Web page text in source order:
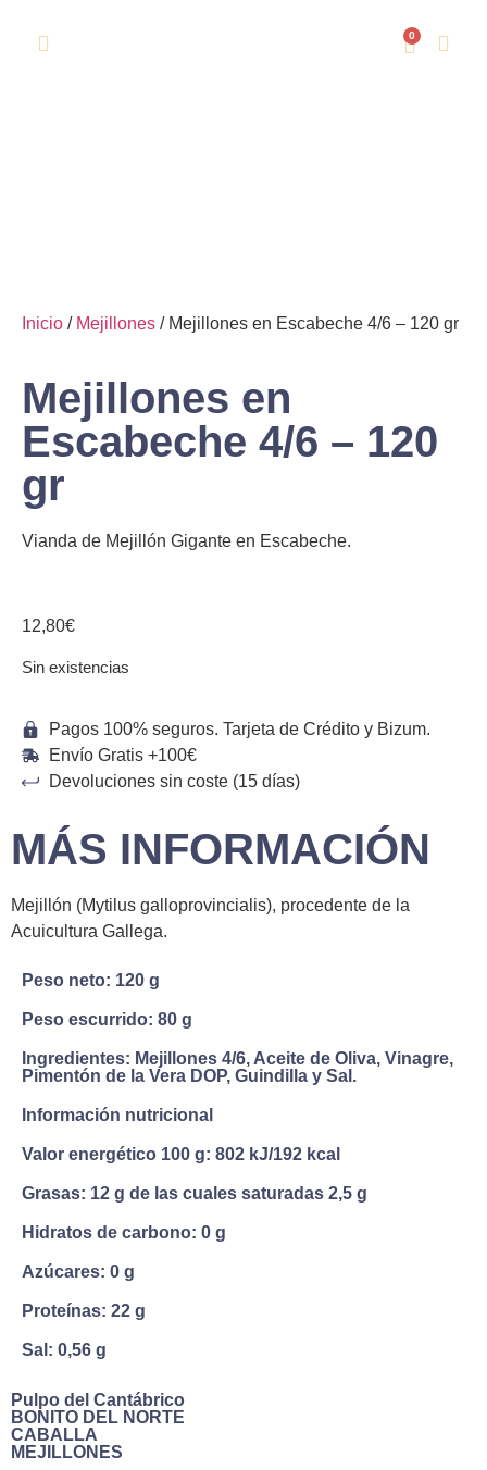
0
Inicio / Mejillones / Mejillones en Escabeche 4/6 – 120 gr
Mejillones en
Escabeche 4/6 – 120
gr
Vianda de Mejillón Gigante en Escabeche.
12,80€
Sin existencias
Pagos 100% seguros. Tarjeta de Crédito y Bizum.
Envío Gratis +100€
Devoluciones sin coste (15 días)
MÁS INFORMACIÓN
Mejillón (Mytilus galloprovincialis), procedente de la
Acuicultura Gallega.
Peso neto: 120 g
Peso escurrido: 80 g
Ingredientes: Mejillones 4/6, Aceite de Oliva, Vinagre,
Pimentón de la Vera DOP, Guindilla y Sal.
Información nutricional
Valor energético 100 g: 802 kJ/192 kcal
Grasas: 12 g de las cuales saturadas 2,5 g
Hidratos de carbono: 0 g
Azúcares: 0 g
Proteínas: 22 g
Sal: 0,56 g
Pulpo del Cantábrico
BONITO DEL NORTE
CABALLA
MEJILLONES